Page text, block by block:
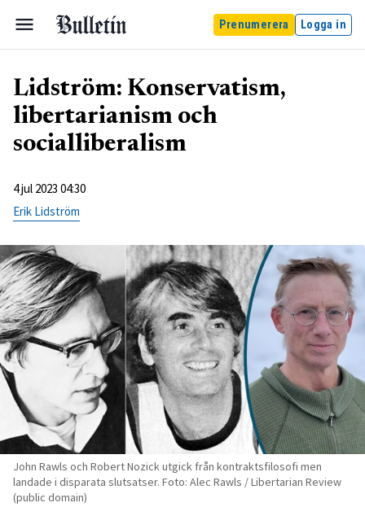
Prenumerera Logga in
Lidström: Konservatism,
libertarianism och
socialliberalism
4 jul 2023 04:30
Erik Lidström
John Rawls och Robert Nozick utgick från kontraktsfilosofi men
landade i disparata slutsatser. Foto: Alec Rawls / Libertarian Review
(public domain)